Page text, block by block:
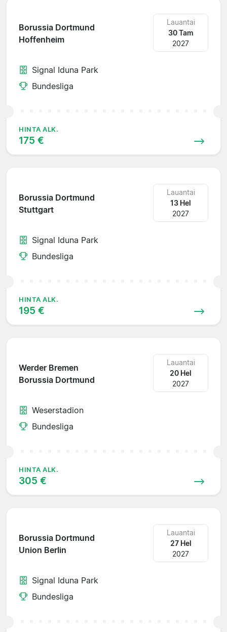
Borussia Dortmund
Hoffenheim
Lauantai
30 Tam
2027
Signal Iduna Park
Bundesliga
HINTA ALK.
175 €
Borussia Dortmund
Stuttgart
Lauantai
13 Hel
2027
Signal Iduna Park
Bundesliga
HINTA ALK.
195 €
Werder Bremen
Borussia Dortmund
Lauantai
20 Hel
2027
Weserstadion
Bundesliga
HINTA ALK.
305 €
Borussia Dortmund
Union Berlin
Lauantai
27 Hel
2027
Signal Iduna Park
Bundesliga